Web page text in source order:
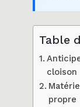
Table
cloison
propre